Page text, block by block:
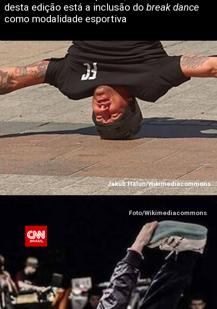
desta edição está a inclusão do
como modalidade esportiva
Jakub Halun/Wikimediacommons
Foto/Wikimediacommons